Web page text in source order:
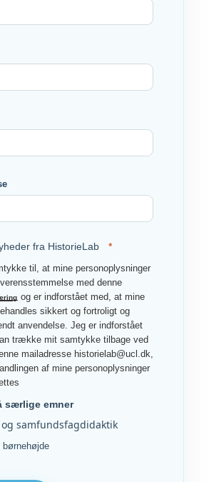
fra HistorieLab
til, at mine personoplysninger
med denne
og er indforstået med, at mine
sikkert og fortroligt og
anvendelse. Jeg er indforstået
trække mit samtykke tilbage ved
mailadresse historielab@ucl.dk,
af mine personoplysninger
særlige emner
samfundsfagdidaktik
børnehøjde